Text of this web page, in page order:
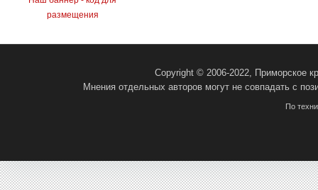
размещения
Copyright © 2006-2022, Приморское
Мнения отдельных авторов могут не совпадать с
По